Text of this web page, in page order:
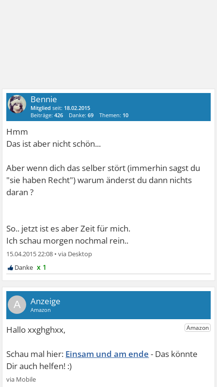
Bennie
Mitglied seit: 18.02.2015
Beiträge:426 Danke:69 Themen: 10
Hmm
Das ist aber nicht schön...
Aber wenn dich das selber stört (immerhin sagst du
"sie haben Recht") warum änderst du dann nichts
daran ?
So.. jetzt ist es aber Zeit für mich.
Ich schau morgen nochmal rein..
15.04.2015 22:08 •
x 1
A
Einsam und am ende